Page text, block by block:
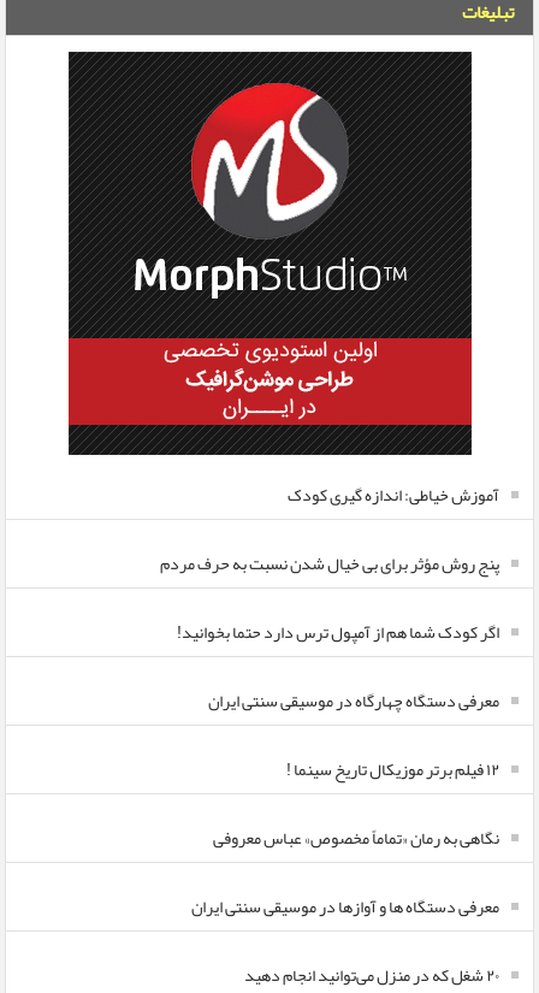
تبلیغات
آموزش خیاطی: اندازه گیری کودک
پنج روش مؤثر برای بی خیال شدن نسبت به حرف مردم
اگر کودک شما هم از آمپول ترس دارد حتما بخوانید!
معرفی دستگاه چهارگاه در موسیقی سنتی ایران
۱۲ فیلم برتر موزیکال تاریخ سینما !
نگاهی به رمان «تماماً مخصوص» عباس معروفی
معرفی دستگاه ها و آوازها در موسیقی سنتی ایران
۲۰ شغل که در منزل می‌توانید انجام دهید